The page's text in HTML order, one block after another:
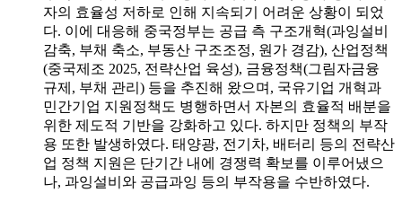
자의 효율성 저하로 인해 지속되기 어려운 상황이 되었
다. 이에 대응해 중국정부는 공급 측 구조개혁(과잉설비
감축, 부채 축소, 부동산 구조조정, 원가 경감), 산업정책
(중국제조 2025, 전략산업 육성), 금융정책(그림자금융
규제, 부채 관리) 등을 추진해 왔으며, 국유기업 개혁과
민간기업 지원정책도 병행하면서 자본의 효율적 배분을
위한 제도적 기반을 강화하고 있다. 하지만 정책의 부작
용 또한 발생하였다. 태양광, 전기차, 배터리 등의 전략산
업 정책 지원은 단기간 내에 경쟁력 확보를 이루어냈으
나, 과잉설비와 공급과잉 등의 부작용을 수반하였다.